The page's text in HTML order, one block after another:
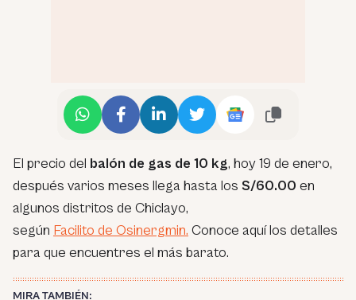
El precio del balón de gas de 10 kg, hoy 19 de enero,
después varios meses llega hasta los S/60.00 en
algunos distritos de Chiclayo,
según Facilito de Osinergmin. Conoce aquí los detalles
para que encuentres el más barato.
MIRA TAMBIÉN: